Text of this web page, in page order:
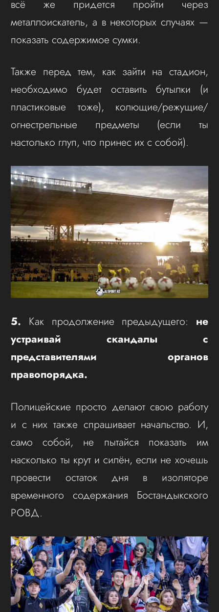
всё же придется пройти через
металлоискатель, а в некоторых случаях —
показать содержимое сумки.
Также перед тем, как зайти на стадион,
необходимо будет оставить бутылки (и
пластиковые тоже), колющие/режущие/
огнестрельные предметы (если ты
настолько глуп, что принес их с собой).
5. Как продолжение предыдущего: не
устраивай скандалы с
представителями органов
правопорядка.
Полицейские просто делают свою работу
и с них также спрашивает начальство. И,
само собой, не пытайся показать им
насколько ты крут и силён, если не хочешь
провести остаток дня в изоляторе
временного содержания Бостандыкского
РОВД.